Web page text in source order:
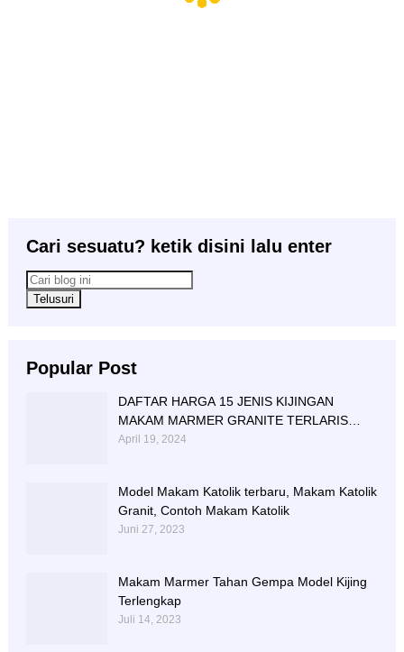
Cari sesuatu? ketik disini lalu enter
Popular Post
DAFTAR HARGA 15 JENIS KIJINGAN
MAKAM MARMER GRANITE TERLARIS
BERIKUT NISAN NYA
April 19, 2024
Model Makam Katolik terbaru, Makam Katolik
Granit, Contoh Makam Katolik
Juni 27, 2023
Makam Marmer Tahan Gempa Model Kijing
Terlengkap
Juli 14, 2023